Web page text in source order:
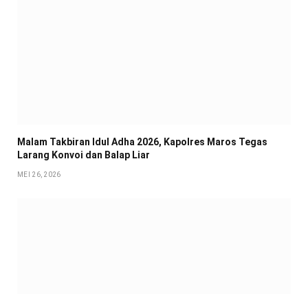
Malam Takbiran Idul Adha 2026, Kapolres Maros Tegas
Larang Konvoi dan Balap Liar
MEI 26, 2026